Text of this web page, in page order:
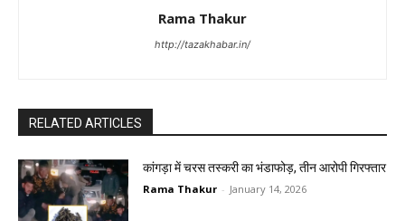
Rama Thakur
http://tazakhabar.in/
RELATED ARTICLES
कांगड़ा में चरस तस्करी का भंडाफोड़, तीन आरोपी गिरफ्तार
Rama Thakur - January 14, 2026